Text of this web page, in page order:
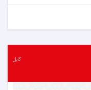
کابل